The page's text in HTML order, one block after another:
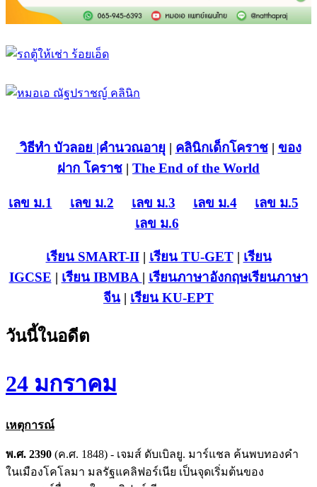
วิธีทำ บัวลอย |คำนวณอายุ | คลินิกเด็กโคราช| ของ
ฝาก โคราช | The End of the World
เลข ม.1 เลข ม.2 เลข ม.3 เลข ม.4
เลข ม.5
เลข ม.6
เรียน SMART-II| เรียน TU-GET| เรียน
IGCSE | เรียน IBMBA | เรียนภาษาอังกฤษเรียนภาษา
จีน | เรียน KU-EPT
วันนี้ในอดีต
24 มกราคม
เหตุการณ์
พ.ศ. 2390 (ค.ศ. 1848) - เจมส์ ดับเบิลยู. มาร์แชล ค้นพบทองคำ
ในเมืองโคโลมา มลรัฐแคลิฟอร์เนีย เป็นจุดเริ่มต้นของ